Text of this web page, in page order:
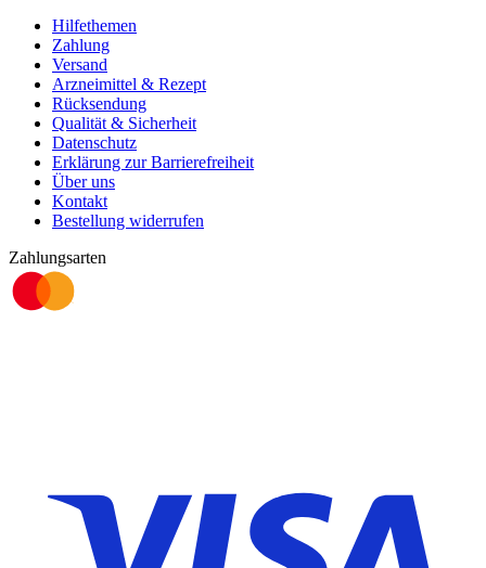
Hilfethemen
Zahlung
Versand
Arzneimittel & Rezept
Rücksendung
Qualität & Sicherheit
Datenschutz
Erklärung zur Barrierefreiheit
Über uns
Kontakt
Bestellung widerrufen
Zahlungsarten